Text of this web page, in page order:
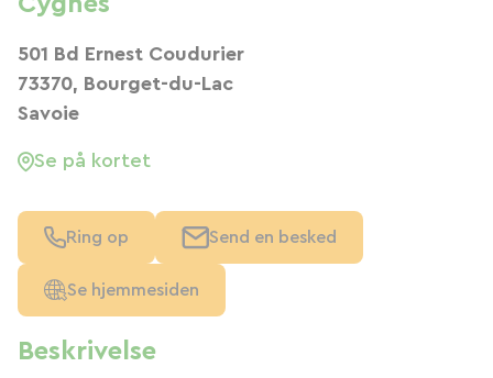
Beskrivelse
501 Bd Ernest Coudurier
73370, Bourget-du-Lac
Savoie
Se på kortet
Ring op Send en besked
Se hjemmesiden